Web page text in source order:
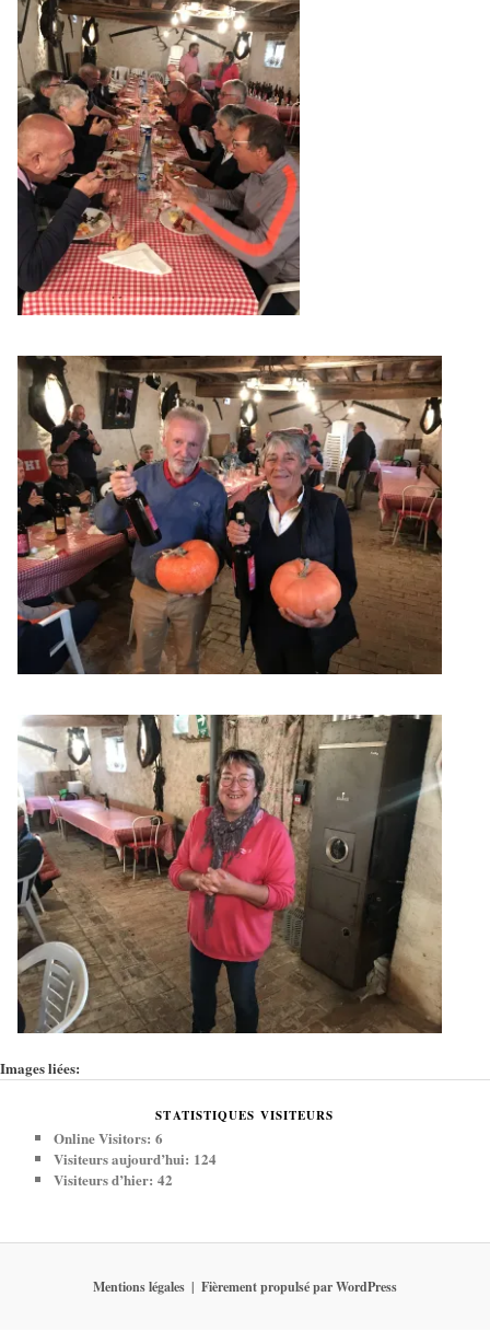
Images liées:
STATISTIQUES VISITEURS
Online Visitors:6
Visiteurs aujourd’hui: 124
Visiteurs d’hier:42
Mentions légales Fièrement propulsé par WordPress